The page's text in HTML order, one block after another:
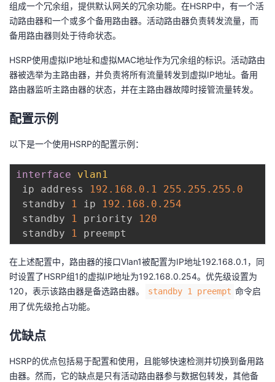
注
开
者
学
堂
我
的
课
程
我
的
认
我
的
我
的
我
支
我
的
技
支
我
的
声
组成一个冗余组，提供默认网关的冗余功能。在HSRP中，有一个活
动路由器和一个或多个备用路由器。活动路由器负责转发流量，而
备用路由器则处于待命状态。
HSRP使用虚拟IP地址和虚拟MAC地址作为冗余组的标识。活动路由
器被选举为主路由器，并负责将所有流量转发到虚拟IP地址。备用
路由器监听主路由器的状态，并在主路由器故障时接管流量转发。
配置示例
以下是一个使用HSRP的配置示例：
interface
vlan1
ip address
192.168 .0 .1 255.255 .255 .0
standby
1 ip 192.168 .0 .254
standby
1 priority
120
standby
1
在上述配置中，路由器的接口Vlan1被配置为IP地址192.168.0.1，同
时设置了HSRP组1的虚拟IP地址为192.168.0.254。优先级设置为
120，表示该路由器是备选路由器。
standby 1 preempt 命令启
用了优先级抢占功能。
优缺点
HSRP的优点包括易于配置和使用，且能够快速检测并切换到备用路
由器。然而，它的缺点是只有活动路由器参与数据包转发，其他备